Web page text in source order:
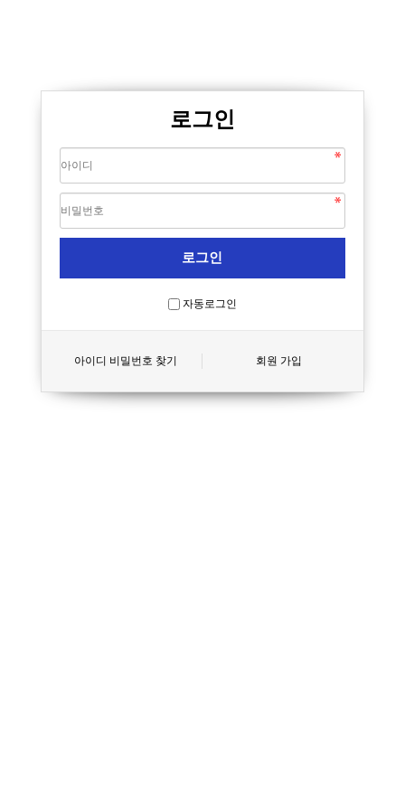
로그인
자동로그인
아이디 비밀번호 찾기 회원 가입